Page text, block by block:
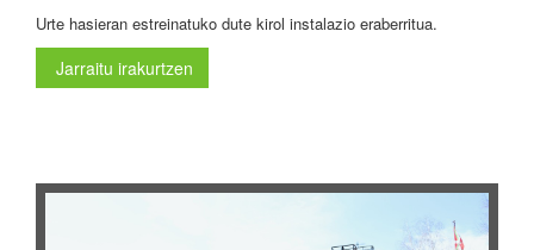
Urte hasieran estreinatuko dute kirol instalazio eraberritua.
Jarraitu irakurtzen